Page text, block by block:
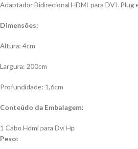
Adaptador Bidirecional HDMI para DVI. Plug
Dimensões:
Altura: 4cm
Largura: 200cm
Profundidade: 1,6cm
Conteúdo da Embalagem:
1 Cabo Hdmi para Dvi Hp
Peso: